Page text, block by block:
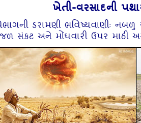
ખેતી-વરસાદની
ડરામણી ભવિષ્‍યવાણીઃ
સંકટ અને મોંઘવારી ઉપર માઠી